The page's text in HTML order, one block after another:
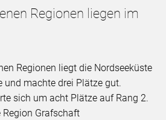
Regionen liegen im
Regionen liegt die Nordseeküste
und machte drei Plätze gut.
sich um acht Plätze auf Rang 2.
Region Grafschaft